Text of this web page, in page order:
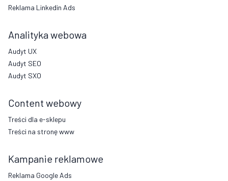
Reklama Linkedin Ads
Analityka webowa
Audyt UX
Audyt SEO
Audyt SXO
Content webowy
Treści dla e-sklepu
Treści na stronę www
Kampanie reklamowe
Reklama Google Ads